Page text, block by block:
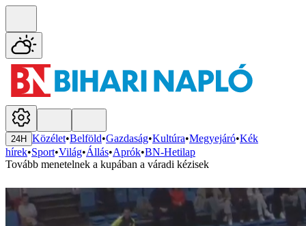
24H Közélet•Belföld•Gazdaság•Kultúra•Megyejáró•Kék
hírek•Sport•Világ•Állás•Aprók•BN-Hetilap
Tovább menetelnek a kupában a váradi kézisek